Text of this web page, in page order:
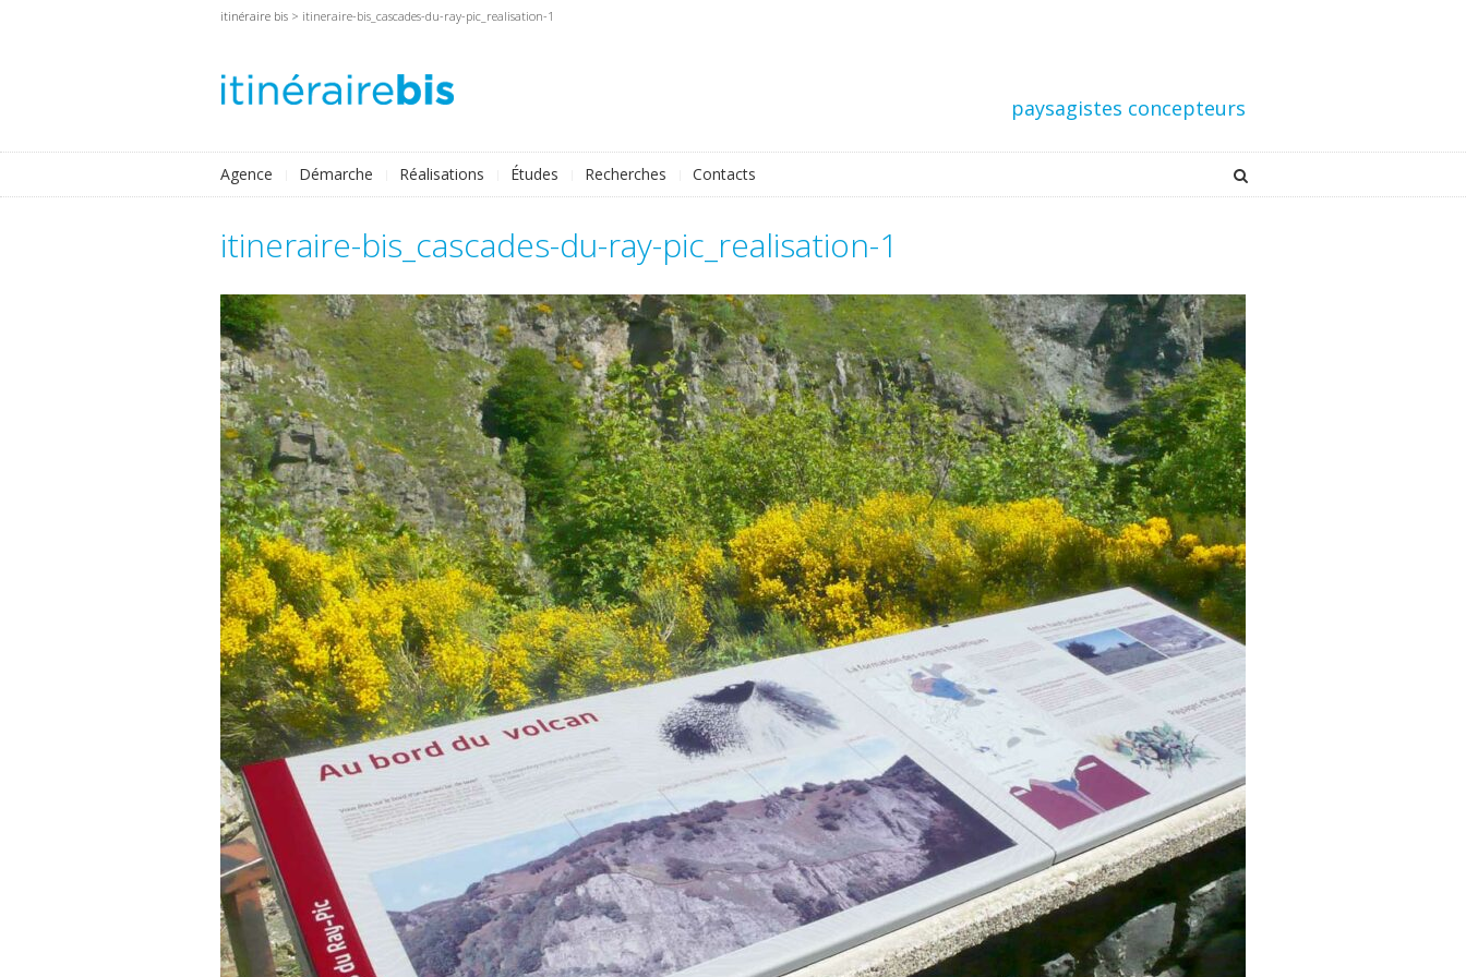
itinéraire bis > itineraire-bis_cascades-du-ray-pic_realisation-1
paysagistes concepteurs
Agence Démarche Réalisations Études Recherches Contacts
itineraire-bis_cascades-du-ray-pic_realisation-1